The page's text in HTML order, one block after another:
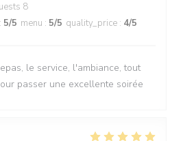
8
: 5/5 menu : 5/5 quality_price : 4/5
le service, l'ambiance, tout
passer une excellente soirée